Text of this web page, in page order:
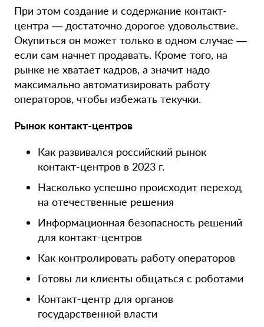
При этом создание и содержание контакт-
центра — достаточно дорогое удовольствие.
Окупиться он может только в одном случае —
если сам начнет продавать. Кроме того, на
рынке не хватает кадров, а значит надо
максимально автоматизировать работу
операторов, чтобы избежать текучки.
Рынок контакт-центров
Как развивался российский рынок
контакт-центров в 2023 г.
Насколько успешно происходит переход
на отечественные решения
Информационная безопасность решений
для контакт-центров
Как контролировать работу операторов
Готовы ли клиенты общаться с роботами
Контакт-центр для органов
государственной власти